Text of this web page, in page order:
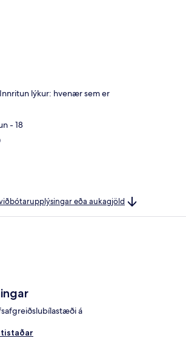
lýkur: hvenær sem er
- 18
eða aukagjöld
á